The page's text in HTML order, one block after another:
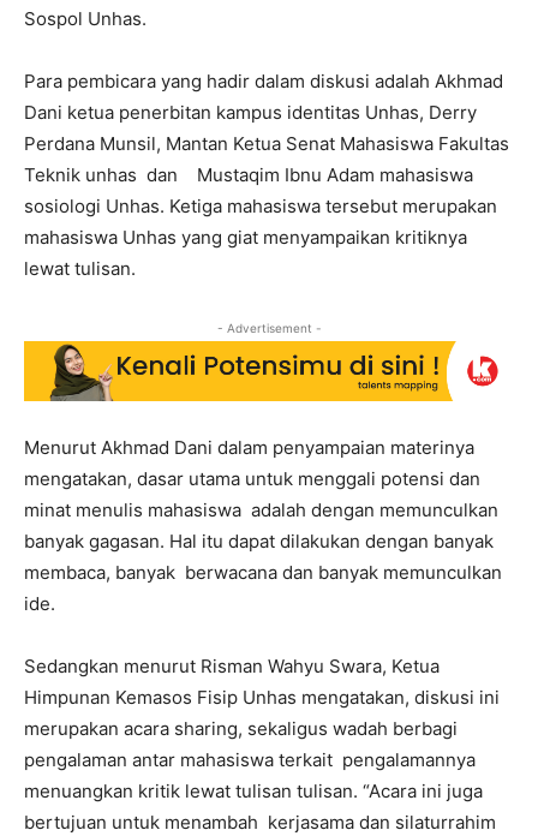
Sospol Unhas.
Para pembicara yang hadir dalam diskusi adalah Akhmad
Dani ketua penerbitan kampus identitas Unhas, Derry
Perdana Munsil, Mantan Ketua Senat Mahasiswa Fakultas
Teknik unhas dan Mustaqim Ibnu Adam mahasiswa
sosiologi Unhas. Ketiga mahasiswa tersebut merupakan
mahasiswa Unhas yang giat menyampaikan kritiknya
lewat tulisan.
- Advertisement -
Menurut Akhmad Dani dalam penyampaian materinya
mengatakan, dasar utama untuk menggali potensi dan
minat menulis mahasiswa adalah dengan memunculkan
banyak gagasan. Hal itu dapat dilakukan dengan banyak
membaca, banyak berwacana dan banyak memunculkan
ide.
Sedangkan menurut Risman Wahyu Swara, Ketua
Himpunan Kemasos Fisip Unhas mengatakan, diskusi ini
merupakan acara sharing, sekaligus wadah berbagi
pengalaman antar mahasiswa terkait pengalamannya
menuangkan kritik lewat tulisan tulisan. “Acara ini juga
bertujuan untuk menambah kerjasama dan silaturrahim